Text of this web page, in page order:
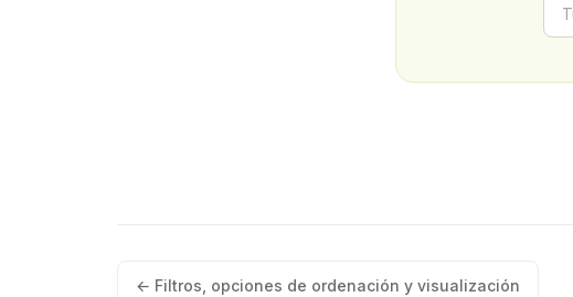
← Filtros, opciones de ordenación y visualización